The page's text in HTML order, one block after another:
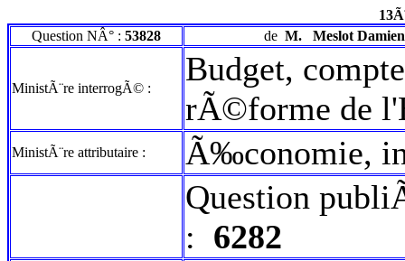
Question NÂ° : 53828 de M. Meslot Damien
MinistÃ¨re interrogÃ© :
Budget,
rÃ©forme de
MinistÃ¨re attributaire :
Ã‰conomie,
Question
: 6282